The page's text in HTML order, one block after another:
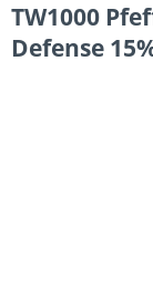
TW1000
Defense